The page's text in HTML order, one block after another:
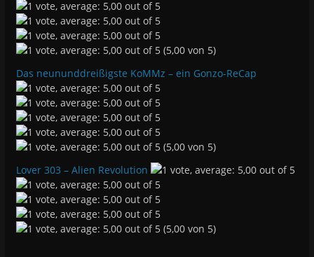
(5,00 von 5)
Das neununddreißigste KoMMz – ein Gonzo-ReCap
(5,00 von 5)
Lover 303 – Alien Revolution
(5,00 von 5)